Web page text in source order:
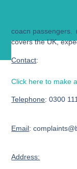
coach passengers.
covers the UK,
Contact:
Click here to make
Telephone: 0300
Email:
Address: